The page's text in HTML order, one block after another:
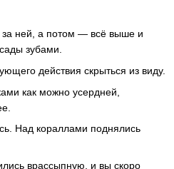
за ней, а потом — всё выше и
зубами.
действия скрыться из виду.
как можно усердней,
Над кораллами поднялись
врассыпную, и вы скоро